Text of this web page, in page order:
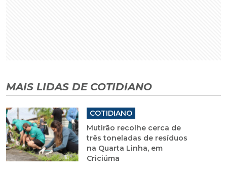
MAIS LIDAS DE COTIDIANO
COTIDIANO
Mutirão recolhe cerca de
três toneladas de resíduos
na Quarta Linha, em
Criciúma